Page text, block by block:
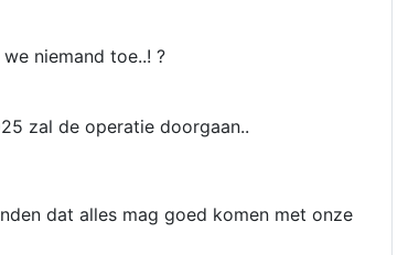
niemand toe..! ?
zal de operatie doorgaan..
dat alles mag goed komen met onze